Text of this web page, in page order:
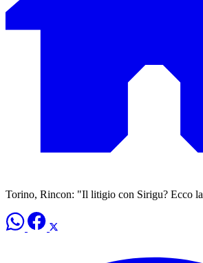
Torino, Rincon: "Il litigio con Sirigu? Ecco